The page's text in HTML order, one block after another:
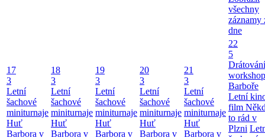
všechny
záznamy
dne
17
3
Letní
šachové
miniturnaje
Huť
Barbora v
18
3
Letní
šachové
miniturnaje
Huť
Barbora v
19
3
Letní
šachové
miniturnaje
Huť
Barbora v
20
3
Letní
šachové
miniturnaje
Huť
Barbora v
21
3
Letní
šachové
miniturnaje
Huť
Barbora v
22
5
Barboře
Letní
film
to rád v
Plzni